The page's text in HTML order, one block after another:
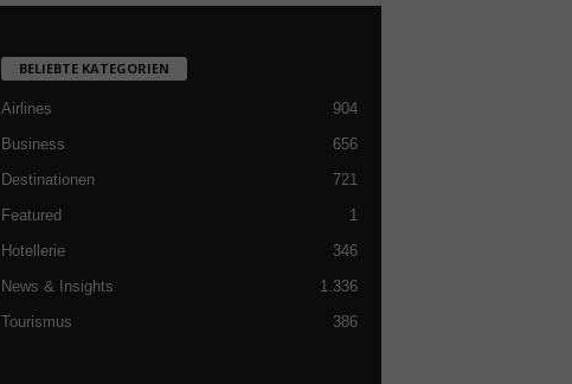
BELIEBTE KATEGORIEN
Airlines
904
Business
656
Destinationen
721
Featured
1
Hotellerie
346
News & Insights
1.336
Tourismus
386